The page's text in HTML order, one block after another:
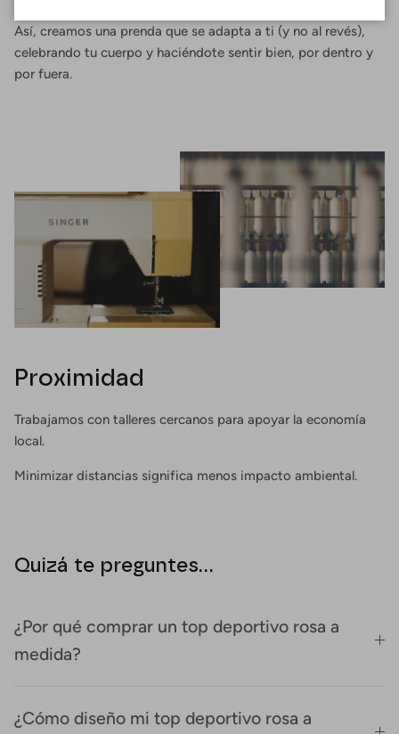
Así, creamos una prenda que se adapta a ti (y no al revés),
celebrando tu cuerpo y haciéndote sentir bien, por dentro y
por fuera.
Proximidad
Trabajamos con talleres cercanos para apoyar la economía
local.
Minimizar distancias significa menos impacto ambiental.
Quizá te preguntes...
¿Por qué comprar un top deportivo rosa a
medida?
¿Cómo diseño mi top deportivo rosa a